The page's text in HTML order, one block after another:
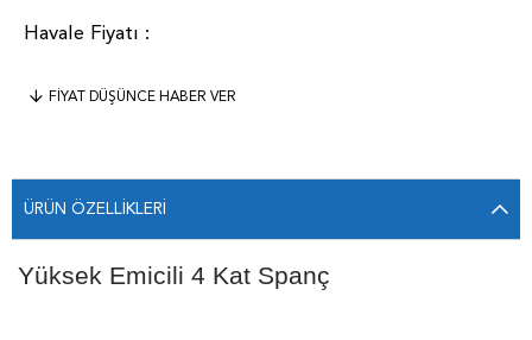
FIYAT DÜŞÜNCE HABER VER
ÜRÜN ÖZELLIKLERI
Yüksek Emicili 4 Kat Spanç